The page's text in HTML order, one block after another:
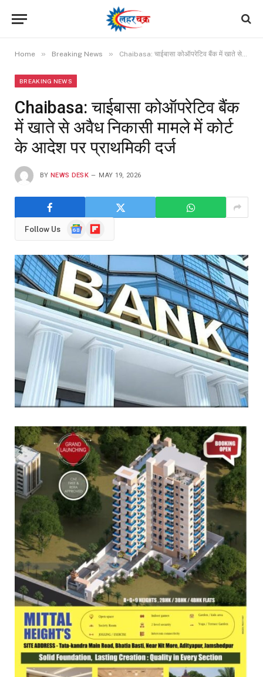
Home » Breaking News » Chaibasa: चाईबासा कोऑपरेटिव बैंक में खाते से अवैध निकासी मामले में कोर्ट के आदेश पर प्राथमिकी दर्ज
BREAKING NEWS
Chaibasa: चाईबासा कोऑपरेटिव बैंक
में खाते से अवैध निकासी मामले में कोर्ट
के आदेश पर प्राथमिकी दर्ज
BY NEWS DESK MAY 19, 2026
Follow Us
GoogleFlipboard